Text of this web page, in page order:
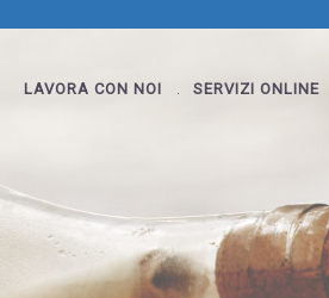
LAVORA CON NOI SERVIZI ONLINE